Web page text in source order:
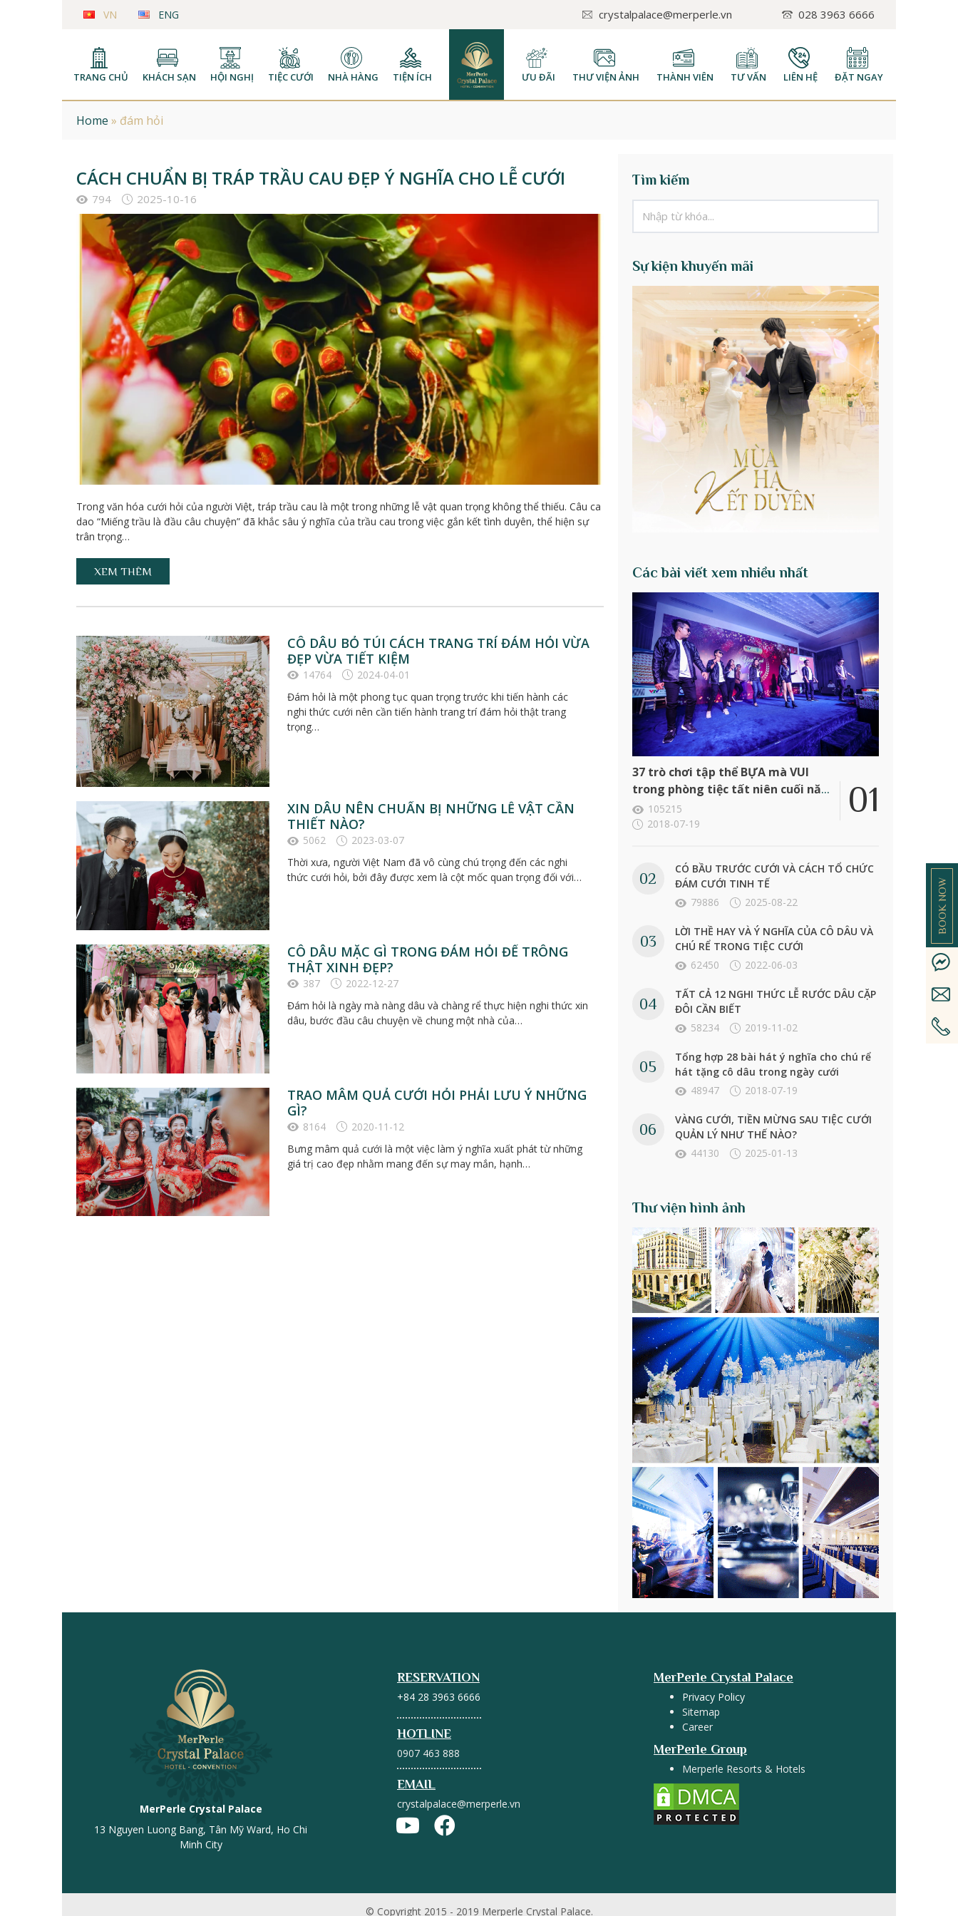
VN ENG crystalpalace@merperle.vn 028 3963 6666
TRANG CHỦ KHÁCH SẠN HỘI NGHỊ TIỆC CƯỚI NHÀ HÀNG TIỆN ÍCH ƯU ĐÃI THƯ VIỆN ẢNH THÀNH VIÊN TƯ VẤN LIÊN HỆ ĐẶT NGAY
Home » đám hỏi
CÁCH CHUẨN BỊ TRÁP TRẦU CAU ĐẸP Ý NGHĨA CHO LỄ CƯỚI
794 2025-10-16
Trong văn hóa cưới hỏi của người Việt, tráp trầu cau là một trong những lễ vật quan trọng không thể thiếu. Câu ca
dao “Miếng trầu là đầu câu chuyện” đã khắc sâu ý nghĩa của trầu cau trong việc gắn kết tình duyên, thể hiện sự
trân trọng…
XEM THÊM
CÔ DÂU BỎ TÚI CÁCH TRANG TRÍ ĐÁM HỎI VỪA
ĐẸP VỪA TIẾT KIỆM
14764
2024-04-01
Đám hỏi là một phong tục quan trọng trước khi tiến hành các
nghi thức cưới nên cần tiến hành trang trí đám hỏi thật trang
trọng…
XIN DÂU NÊN CHUẨN BỊ NHỮNG LỄ VẬT CẦN
THIẾT NÀO?
5062
2023-03-07
Thời xưa, người Việt Nam đã vô cùng chú trọng đến các nghi
thức cưới hỏi, bởi đây được xem là cột mốc quan trọng đối với…
CÔ DÂU MẶC GÌ TRONG ĐÁM HỎI ĐỂ TRÔNG
THẬT XINH ĐẸP?
387
2022-12-27
Đám hỏi là ngày mà nàng dâu và chàng rể thực hiện nghi thức xin
dâu, bước đầu câu chuyện về chung một nhà của…
TRAO MÂM QUẢ CƯỚI HỎI PHẢI LƯU Ý NHỮNG
GÌ?
8164
2020-11-12
Bưng mâm quả cưới là một việc làm ý nghĩa xuất phát từ những
giá trị cao đẹp nhằm mang đến sự may mắn, hạnh…
Tìm kiếm
Sự kiện khuyến mãi
Các bài viết xem nhiều nhất
37 trò chơi tập thể BỰA mà VUI
trong phòng tiệc tất niên cuối năm
công ty
105215
2018-07-19
CÓ BẦU TRƯỚC CƯỚI VÀ CÁCH TỔ CHỨC
ĐÁM CƯỚI TINH TẾ
79886
2025-08-22
LỜI THỀ HAY VÀ Ý NGHĨA CỦA CÔ DÂU VÀ
CHÚ RỂ TRONG TIỆC CƯỚI
62450
2022-06-03
TẤT CẢ 12 NGHI THỨC LỄ RƯỚC DÂU CẶP
ĐÔI CẦN BIẾT
58234
2019-11-02
Tổng hợp 28 bài hát ý nghĩa cho chú rể
hát tặng cô dâu trong ngày cưới
48947
2018-07-19
VÀNG CƯỚI, TIỀN MỪNG SAU TIỆC CƯỚI
QUẢN LÝ NHƯ THẾ NÀO?
44130
2025-01-13
Thư viện hình ảnh
MerPerle Crystal Palace
13 Nguyen Luong Bang, Tân Mỹ Ward, Ho Chi
Minh City
RESERVATION
+84 28 3963 6666
HOTLINE
0907 463 888
EMAIL
crystalpalace@merperle.vn
MerPerle Crystal Palace
Privacy Policy
Sitemap
Career
MerPerle Group
Merperle Resorts & Hotels
© Copyright 2015 - 2019 Merperle Crystal Palace.
BOOK NOW